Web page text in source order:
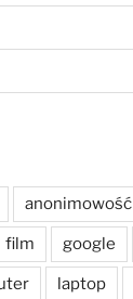
anonimowość
film google
laptop